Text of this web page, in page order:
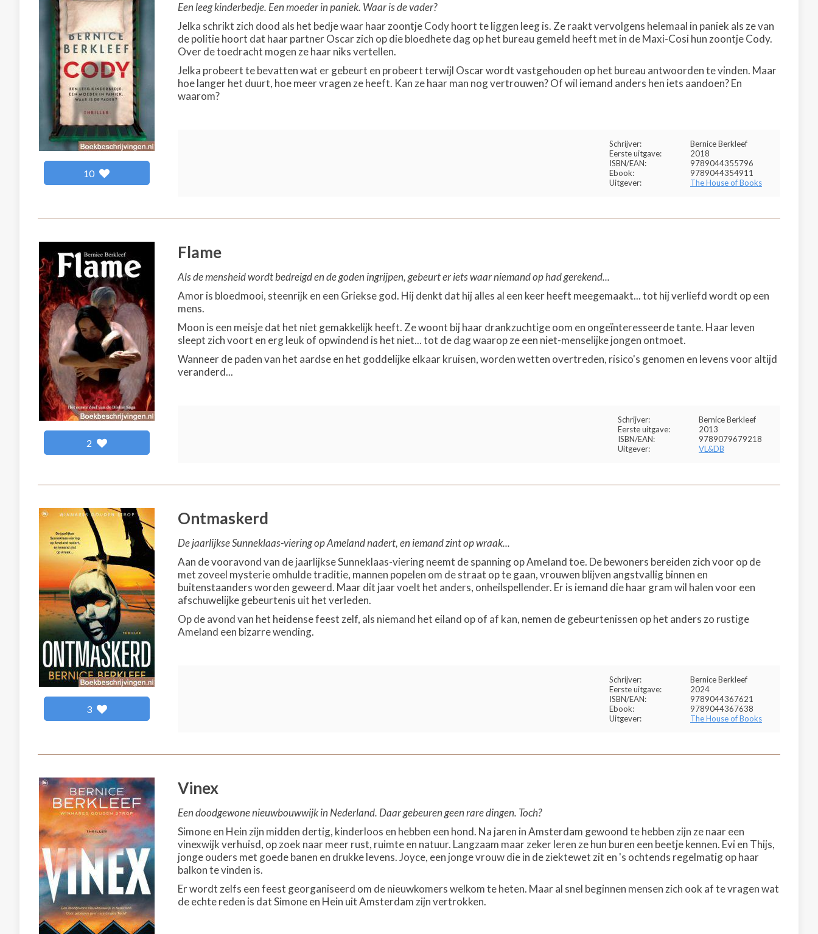
10
Een leeg kinderbedje. Een moeder in paniek. Waar is de vader?
Jelka schrikt zich dood als het bedje waar haar zoontje Cody hoort te liggen leeg is. Ze raakt vervolgens helemaal in paniek als ze van
de politie hoort dat haar partner Oscar zich op die bloedhete dag op het bureau gemeld heeft met in de Maxi-Cosi hun zoontje Cody.
Over de toedracht mogen ze haar niks vertellen.
Jelka probeert te bevatten wat er gebeurt en probeert terwijl Oscar wordt vastgehouden op het bureau antwoorden te vinden. Maar
hoe langer het duurt, hoe meer vragen ze heeft. Kan ze haar man nog vertrouwen? Of wil iemand anders hen iets aandoen? En
waarom?
Schrijver:
Bernice Berkleef
Eerste uitgave:
2018
ISBN/EAN:
9789044355796
Ebook:
9789044354911
Uitgever:
The House of Books
2
Flame
Als de mensheid wordt bedreigd en de goden ingrijpen, gebeurt er iets waar niemand op had gerekend...
Amor is bloedmooi, steenrijk en een Griekse god. Hij denkt dat hij alles al een keer heeft meegemaakt... tot hij verliefd wordt op een
mens.
Moon is een meisje dat het niet gemakkelijk heeft. Ze woont bij haar drankzuchtige oom en ongeïnteresseerde tante. Haar leven
sleept zich voort en erg leuk of opwindend is het niet... tot de dag waarop ze een niet-menselijke jongen ontmoet.
Wanneer de paden van het aardse en het goddelijke elkaar kruisen, worden wetten overtreden, risico's genomen en levens voor altijd
veranderd...
Schrijver:
Bernice Berkleef
Eerste uitgave:
2013
ISBN/EAN:
9789079679218
Uitgever:
VL&DB
3
Ontmaskerd
De jaarlijkse Sunneklaas-viering op Ameland nadert, en iemand zint op wraak...
Aan de vooravond van de jaarlijkse Sunneklaas-viering neemt de spanning op Ameland toe. De bewoners bereiden zich voor op de
met zoveel mysterie omhulde traditie, mannen popelen om de straat op te gaan, vrouwen blijven angstvallig binnen en
buitenstaanders worden geweerd. Maar dit jaar voelt het anders, onheilspellender. Er is iemand die haar gram wil halen voor een
afschuwelijke gebeurtenis uit het verleden.
Op de avond van het heidense feest zelf, als niemand het eiland op of af kan, nemen de gebeurtenissen op het anders zo rustige
Ameland een bizarre wending.
Schrijver:
Bernice Berkleef
Eerste uitgave:
2024
ISBN/EAN:
9789044367621
Ebook:
9789044367638
Uitgever:
The House of Books
Vinex
Een doodgewone nieuwbouwwijk in Nederland. Daar gebeuren geen rare dingen. Toch?
Simone en Hein zijn midden dertig, kinderloos en hebben een hond. Na jaren in Amsterdam gewoond te hebben zijn ze naar een
vinexwijk verhuisd, op zoek naar meer rust, ruimte en natuur. Langzaam maar zeker leren ze hun buren een beetje kennen. Evi en Thijs,
jonge ouders met goede banen en drukke levens. Joyce, een jonge vrouw die in de ziektewet zit en 's ochtends regelmatig op haar
balkon te vinden is.
Er wordt zelfs een feest georganiseerd om de nieuwkomers welkom te heten. Maar al snel beginnen mensen zich ook af te vragen wat
de echte reden is dat Simone en Hein uit Amsterdam zijn vertrokken.